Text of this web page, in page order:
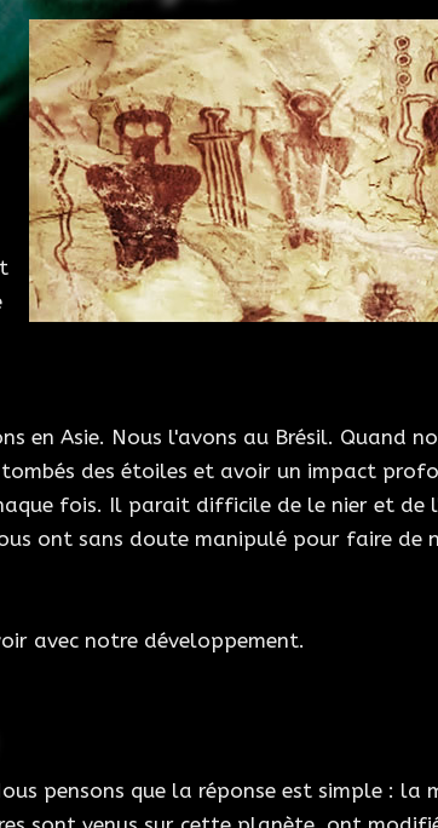
en Asie. Nous l'avons au Brésil. Quand
des étoiles et avoir un impact
fois. Il parait difficile de le nier et de
ont sans doute manipulé pour faire de
avec notre développement.
pensons que la réponse est simple : la